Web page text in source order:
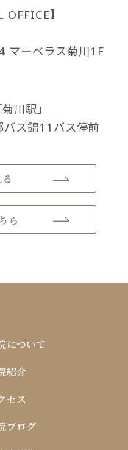
OFFICE】
マーベラス菊川1F
菊川駅」
ス錦11バス停前
ら
について
紹介
セス
ブログ